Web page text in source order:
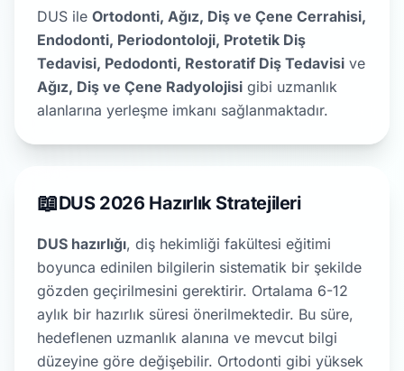
DUS ile Ortodonti, Ağız, Diş ve Çene Cerrahisi,
Endodonti, Periodontoloji, Protetik Diş
Tedavisi, Pedodonti, Restoratif Diş Tedavisi ve
Ağız, Diş ve Çene Radyolojisi gibi uzmanlık
alanlarına yerleşme imkanı sağlanmaktadır.
📖DUS 2026 Hazırlık Stratejileri
DUS hazırlığı, diş hekimliği fakültesi eğitimi
boyunca edinilen bilgilerin sistematik bir şekilde
gözden geçirilmesini gerektirir. Ortalama 6-12
aylık bir hazırlık süresi önerilmektedir. Bu süre,
hedeflenen uzmanlık alanına ve mevcut bilgi
düzeyine göre değişebilir. Ortodonti gibi yüksek